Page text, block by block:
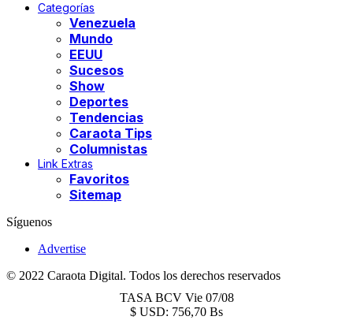
Categorías
Venezuela
Mundo
EEUU
Sucesos
Show
Deportes
Tendencias
Caraota Tips
Columnistas
Link Extras
Favoritos
Sitemap
Síguenos
Advertise
© 2022 Caraota Digital. Todos los derechos reservados
TASA BCV Vie 07/08
$ USD: 756,70 Bs